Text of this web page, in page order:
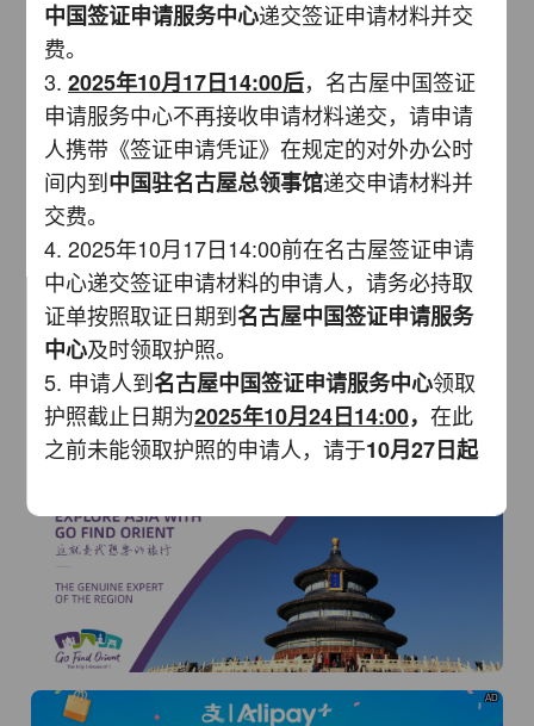
锦绣华南
黄河流域以及蜿蜒曲折的1.8万公里海岸线
AD
中国签证申请服务中心递交签证申请材料并交
费。
3.2025年10月17日14:00后，名古屋中国签证
申请服务中心不再接收申请材料递交，请申请
人携带《签证申请凭证》在规定的对外办公时
间内到中国驻名古屋总领事馆递交申请材料并
交费。
4. 2025年10月17日14:00前在名古屋签证申请
中心递交签证申请材料的申请人，请务必持取
证单按照取证日期到名古屋中国签证申请服务
中心及时领取护照。
5. 申请人到名古屋中国签证申请服务中心领取
护照截止日期为2025年10月24日14:00，在此
之前未能领取护照的申请人，请于10月27日起
二、2025年10月11日10:00
将进行系统切换，
建议申请人在此系统切换时间节点前后，暂停
填写签证申请表格，以免信息丢失。
三、2025年10月11日10:00后，请通过登录中
国驻名古屋总领事馆签证申请网址在线办理签